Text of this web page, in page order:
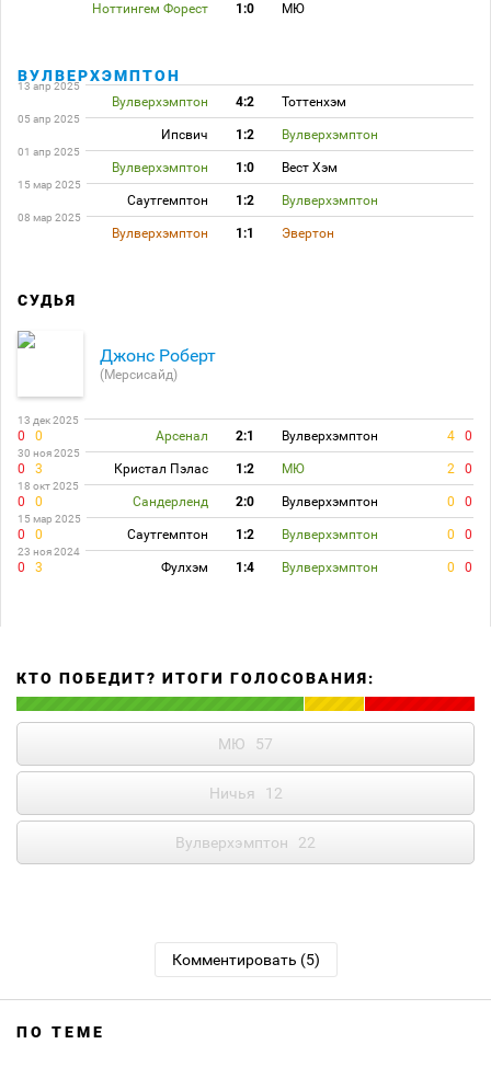
Ноттингем Форест 1:0 МЮ
ВУЛВЕРХЭМПТОН
13 апр 2025
Вулверхэмптон 4:2 Тоттенхэм
05 апр 2025
Ипсвич 1:2 Вулверхэмптон
01 апр 2025
Вулверхэмптон 1:0 Вест Хэм
15 мар 2025
Саутгемптон 1:2 Вулверхэмптон
08 мар 2025
Вулверхэмптон 1:1 Эвертон
СУДЬЯ
Джонс Роберт
(Мерсисайд)
13 дек 2025
0 0 Арсенал 2:1 Вулверхэмптон 4 0
30 ноя 2025
0 3 Кристал Пэлас 1:2 МЮ 2 0
18 окт 2025
0 0 Сандерленд 2:0 Вулверхэмптон 0 0
15 мар 2025
0 0 Саутгемптон 1:2 Вулверхэмптон 0 0
23 ноя 2024
0 3 Фулхэм 1:4 Вулверхэмптон 0 0
КТО ПОБЕДИТ? ИТОГИ ГОЛОСОВАНИЯ:
МЮ 57
Ничья 12
Вулверхэмптон 22
Комментировать (5)
ПО ТЕМЕ